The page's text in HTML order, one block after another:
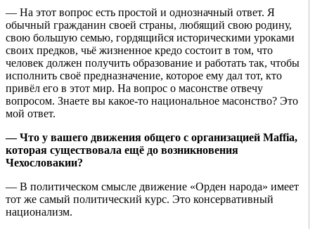
— На этот вопрос есть простой и однозначный ответ. Я
обычный гражданин своей страны, любящий свою родину,
свою большую семью, гордящийся историческими уроками
своих предков, чьё жизненное кредо состоит в том, что
человек должен получить образование и работать так, чтобы
исполнить своё предназначение, которое ему дал тот, кто
привёл его в этот мир. На вопрос о масонстве отвечу
вопросом. Знаете вы какое-то национальное масонство? Это
мой ответ.
— Что у вашего движения общего с организацией Maffia,
которая существовала ещё до возникновения
Чехословакии?
— В политическом смысле движение «Орден народа» имеет
тот же самый политический курс. Это консервативный
национализм.